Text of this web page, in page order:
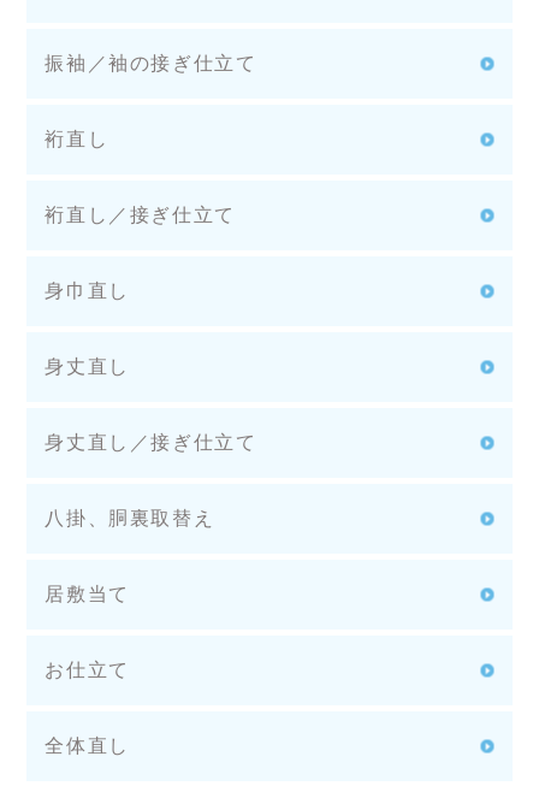
振袖／袖の接ぎ仕立て
裄直し
裄直し／接ぎ仕立て
身巾直し
身丈直し
身丈直し／接ぎ仕立て
八掛、胴裏取替え
居敷当て
お仕立て
全体直し